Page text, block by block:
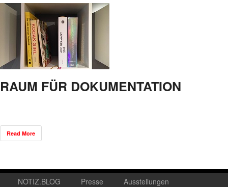
RAUM FÜR DOKUMENTATION
Read More
NOTIZ.BLOG Presse Ausstellungen